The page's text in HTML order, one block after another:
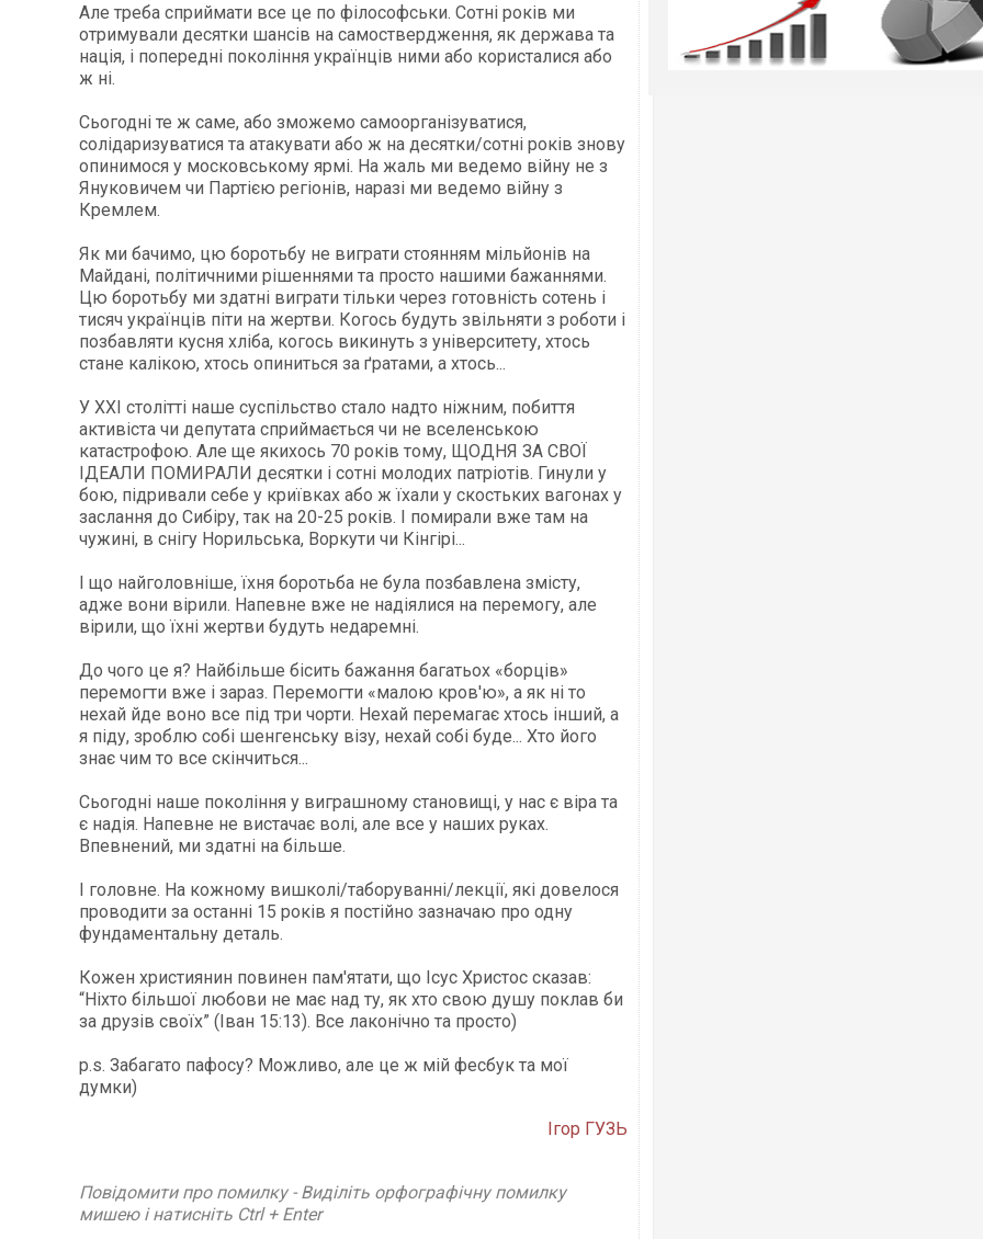
Але треба сприймати все це по філософськи. Сотні років ми
отримували десятки шансів на самоствердження, як держава та
нація, і попередні покоління українців ними або користалися або
ж ні.
Сьогодні те ж саме, або зможемо самоорганізуватися,
солідаризуватися та атакувати або ж на десятки/сотні років знову
опинимося у московському ярмі. На жаль ми ведемо війну не з
Януковичем чи Партією регіонів, наразі ми ведемо війну з
Кремлем.
Як ми бачимо, цю боротьбу не виграти стоянням мільйонів на
Майдані, політичними рішеннями та просто нашими бажаннями.
Цю боротьбу ми здатні виграти тільки через готовність сотень і
тисяч українців піти на жертви. Когось будуть звільняти з роботи і
позбавляти кусня хліба, когось викинуть з університету, хтось
стане калікою, хтось опиниться за ґратами, а хтось...
У XXI столітті наше суспільство стало надто ніжним, побиття
активіста чи депутата сприймається чи не вселенською
катастрофою. Але ще якихось 70 років тому, ЩОДНЯ ЗА СВОЇ
ІДЕАЛИ ПОМИРАЛИ десятки і сотні молодих патріотів. Гинули у
бою, підривали себе у криївках або ж їхали у скостьких вагонах у
заслання до Сибіру, так на 20-25 років. І помирали вже там на
чужині, в снігу Норильська, Воркути чи Кінгірі...
І що найголовніше, їхня боротьба не була позбавлена змісту,
адже вони вірили. Напевне вже не надіялися на перемогу, але
вірили, що їхні жертви будуть недаремні.
До чого це я? Найбільше бісить бажання багатьох «борців»
перемогти вже і зараз. Перемогти «малою кров'ю», а як ні то
нехай йде воно все під три чорти. Нехай перемагає хтось інший, а
я піду, зроблю собі шенгенську візу, нехай собі буде... Хто його
знає чим то все скінчиться...
Сьогодні наше покоління у виграшному становищі, у нас є віра та
є надія. Напевне не вистачає волі, але все у наших руках.
Впевнений, ми здатні на більше.
І головне. На кожному вишколі/таборуванні/лекції, які довелося
проводити за останні 15 років я постійно зазначаю про одну
фундаментальну деталь.
Кожен християнин повинен пам'ятати, що Ісус Христос сказав:
“Ніхто більшої любови не має над ту, як хто свою душу поклав би
за друзів своїх” (Іван 15:13). Все лаконічно та просто)
p.s. Забагато пафосу? Можливо, але це ж мій фесбук та мої
думки)
Ігор ГУЗЬ
Повідомити про помилку - Виділіть орфографічну помилку
мишею і натисніть Ctrl + Enter